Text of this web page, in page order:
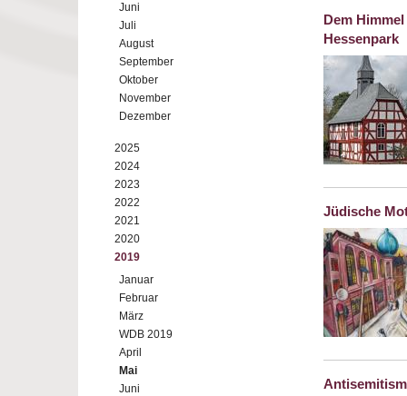
Juni
Juli
August
September
Oktober
November
Dezember
2025
2024
2023
2022
2021
2020
2019
Januar
Februar
März
WDB 2019
April
Mai
Juni
Dem
Hessenpark
Jüdische